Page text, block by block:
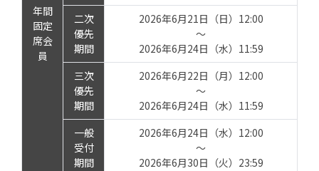
年間
固定
席会
員
二次
優先
期間
2026年6月21日（日）12:00
～
2026年6月24日（水）11:59
三次
優先
期間
2026年6月22日（月）12:00
～
2026年6月24日（水）11:59
一般
受付
期間
2026年6月24日（水）12:00
～
2026年6月30日（火）23:59